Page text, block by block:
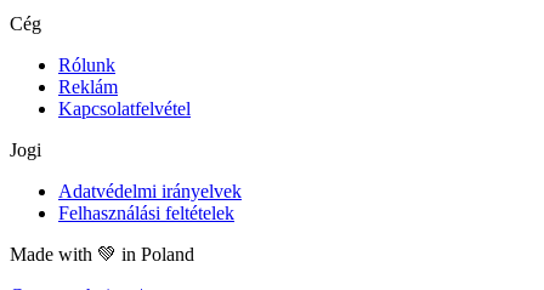
Cég
Rólunk
Reklám
Kapcsolatfelvétel
Jogi
Adatvédelmi irányelvek
Felhasználási feltételek
Made with 💚 in Poland